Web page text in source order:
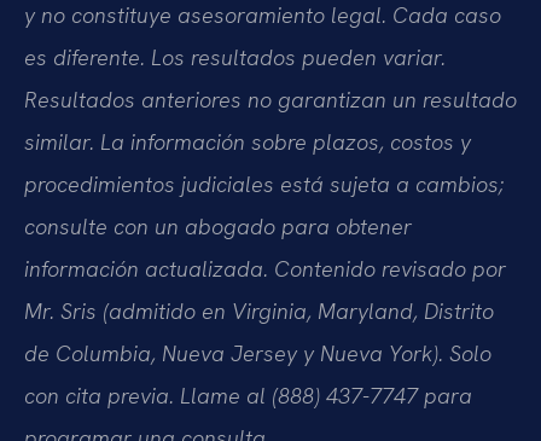
y no constituye asesoramiento legal. Cada caso
es diferente. Los resultados pueden variar.
Resultados anteriores no garantizan un resultado
similar. La información sobre plazos, costos y
procedimientos judiciales está sujeta a cambios;
consulte con un abogado para obtener
información actualizada. Contenido revisado por
Mr. Sris (admitido en Virginia, Maryland, Distrito
de Columbia, Nueva Jersey y Nueva York). Solo
con cita previa. Llame al (888) 437-7747 para